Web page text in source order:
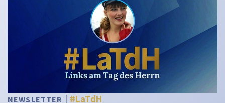
NEWSLETTER #LaTdH